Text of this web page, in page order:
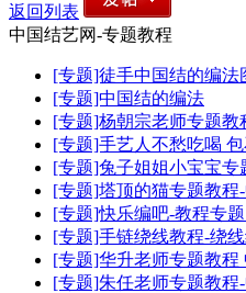
返回列表
中国结艺网-专题教程
[专题]徒手中国结的编
[专题]中国结的编法
[专题]杨朝宗老师专题教
[专题]手艺人不愁吃喝
[专题]兔子姐姐小宝宝
[专题]塔顶的猫专题教
[专题]快乐编吧-教程专
[专题]手链绕线教程-绕
[专题]华升老师专题教程
[专题]朱任老师专题教程